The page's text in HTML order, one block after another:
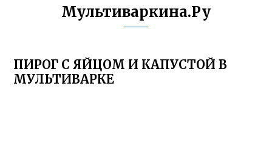
Мультиваркина.Ру
ПИРОГ С ЯЙЦОМ И КАПУСТОЙ В
МУЛЬТИВАРКЕ